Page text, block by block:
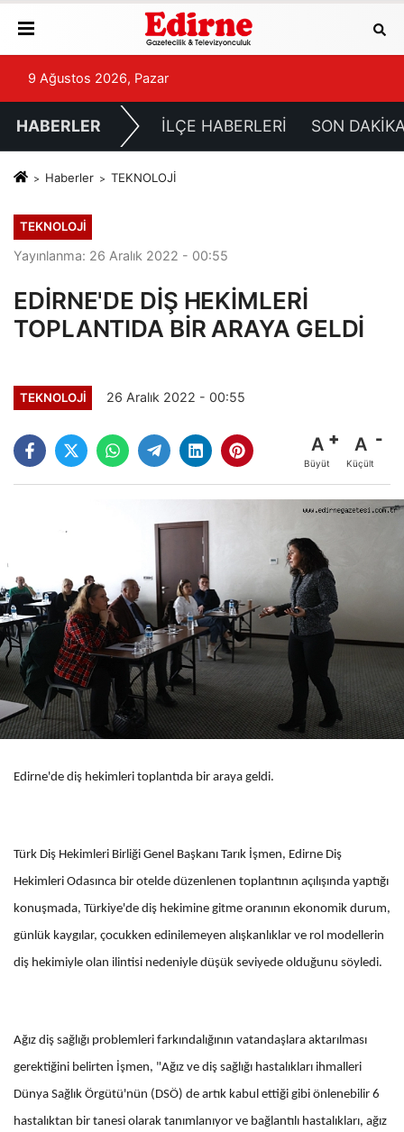
9 Ağustos 2026, Pazar
HABERLER İLÇE HABERLERİ SON
Haberler TEKNOLOJİ
TEKNOLOJİ
Yayınlanma: 26 Aralık 2022 - 00:55
EDİRNE'DE DİŞ HEKİMLERİ
TOPLANTIDA BİR ARAYA GELDİ
TEKNOLOJİ 26 Aralık 2022 - 00:55
A
Büyüt
A
Küçült
Edirne'de diş hekimleri toplantıda bir araya geldi.
Türk Diş Hekimleri Birliği Genel Başkanı Tarık İşmen, Edirne Diş
Hekimleri Odasınca bir otelde düzenlenen toplantının açılışında yaptığı
konuşmada, Türkiye'de diş hekimine gitme oranının ekonomik durum,
günlük kaygılar, çocukken edinilemeyen alışkanlıklar ve rol modellerin
diş hekimiyle olan ilintisi nedeniyle düşük seviyede olduğunu söyledi.
Ağız diş sağlığı problemleri farkındalığının vatandaşlara aktarılması
gerektiğini belirten İşmen, "Ağız ve diş sağlığı hastalıkları ihmalleri
Dünya Sağlık Örgütü'nün (DSÖ) de artık kabul ettiği gibi önlenebilir 6
hastalıktan bir tanesi olarak tanımlanıyor ve bağlantılı hastalıkları, ağız